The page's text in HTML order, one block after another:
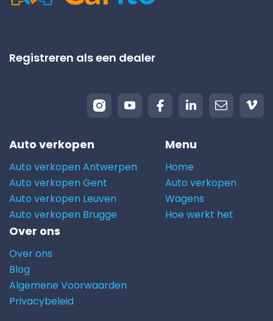
Registreren als een dealer
Auto verkopen
Auto verkopen Antwerpen
Auto verkopen Gent
Auto verkopen Leuven
Auto verkopen Brugge
Menu
Home
Auto verkopen
Wagens
Hoe werkt het
Over ons
Over ons
Blog
Algemene Voorwaarden
Privacybeleid